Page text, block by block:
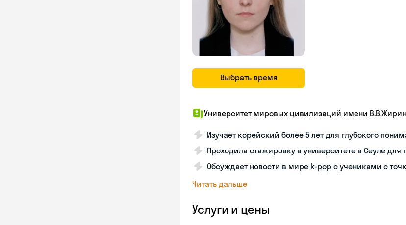
Выбрать время
Университет мировых цивилизаций имени
Изучает корейский более 5 лет для глубокого
Проходила стажировку в университете в Сеуле для
Обсуждает новости в мире k-pop с учениками с
Читать дальше
Услуги и цены